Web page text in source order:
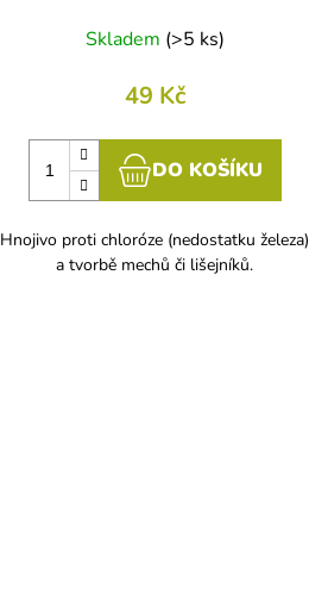
Skladem (>5 ks)
49 Kč
DO KOŠÍKU
Hnojivo proti chloróze (nedostatku železa)
a tvorbě mechů či lišejníků.